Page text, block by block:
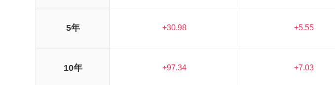
5年 +30.98 +5.55
10年 +97.34 +7.03